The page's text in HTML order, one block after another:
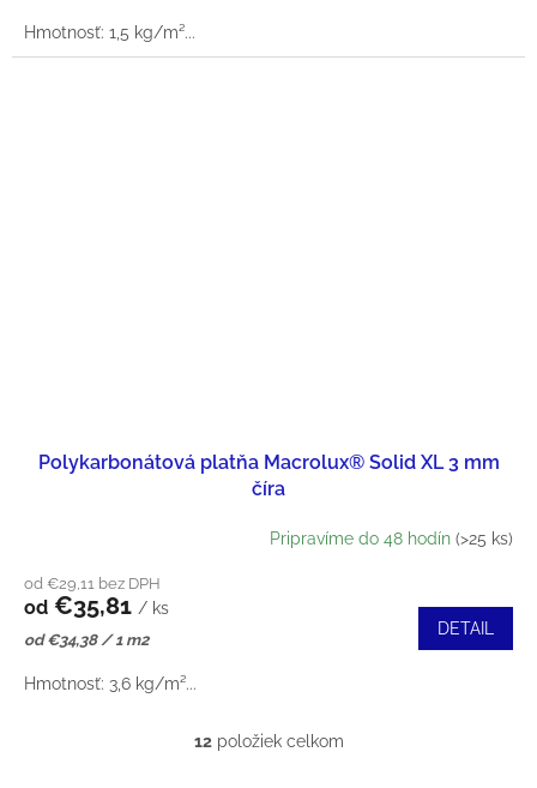
Hmotnosť: 1,5 kg/m²...
Polykarbonátová platňa Macrolux® Solid XL 3 mm
číra
Pripravíme do 48 hodín (>25 ks)
od €29,11 bez DPH
od €35,81 / ks
Jednotková
od €34,38 / 1 m2
DETAIL
Hmotnosť: 3,6 kg/m²...
12položiek celkom